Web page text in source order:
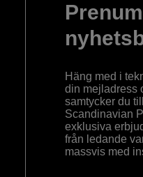
Häng med i
din mejladress
samtycker du
Scandinavian
exklusiva
från ledande
massvis med